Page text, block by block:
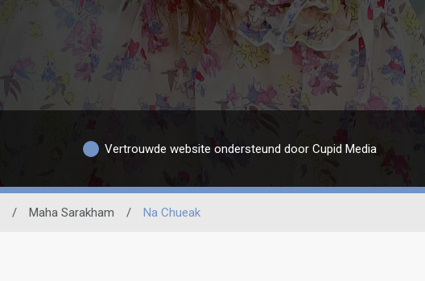
Vertrouwde website ondersteund door Cupid Media
/ Maha Sarakham / Na Chueak